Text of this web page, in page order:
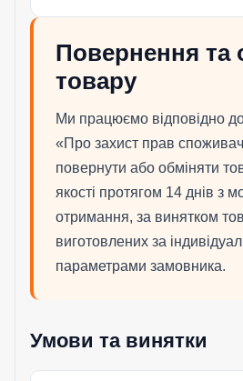
Повернення та
товару
Ми працюємо відповідно
«Про захист прав
повернути або обміняти
якості протягом 14 днів з
отримання, за винятком
виготовлених за
параметрами замовника.
Умови та винятки